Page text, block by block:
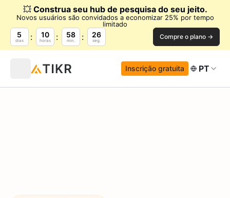
💥 Construa seu hub de pesquisa do seu jeito.
Novos usuários são convidados a economizar 25% por tempo
limitado
5
dias
10
horas
58
min.
25
seg. Compre o plano →
Inscrição gratuita PT